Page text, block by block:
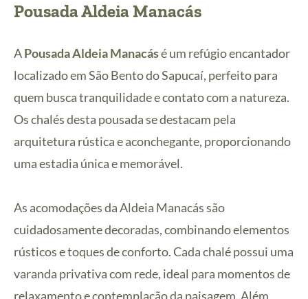
Pousada Aldeia Manacás
APousada Aldeia Manacásé um refúgio encantador
localizado em São Bento do Sapucaí, perfeito para
quem busca tranquilidade e contato com a natureza.
Os chalés desta pousada se destacam pela
arquitetura rústica e aconchegante, proporcionando
uma estadia única e memorável.
As acomodações da Aldeia Manacás são
cuidadosamente decoradas, combinando elementos
rústicos e toques de conforto. Cada chalé possui uma
varanda privativa com rede, ideal para momentos de
relaxamento e contemplação da paisagem. Além